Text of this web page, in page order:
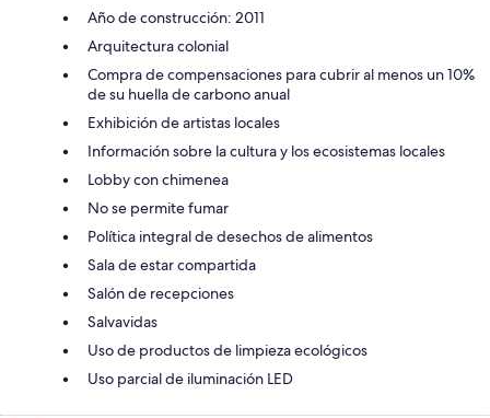
Año de construcción: 2011
Arquitectura colonial
Compra de compensaciones para cubrir al menos un 10%
de su huella de carbono anual
Exhibición de artistas locales
Información sobre la cultura y los ecosistemas locales
Lobby con chimenea
No se permite fumar
Política integral de desechos de alimentos
Sala de estar compartida
Salón de recepciones
Salvavidas
Uso de productos de limpieza ecológicos
Uso parcial de iluminación LED